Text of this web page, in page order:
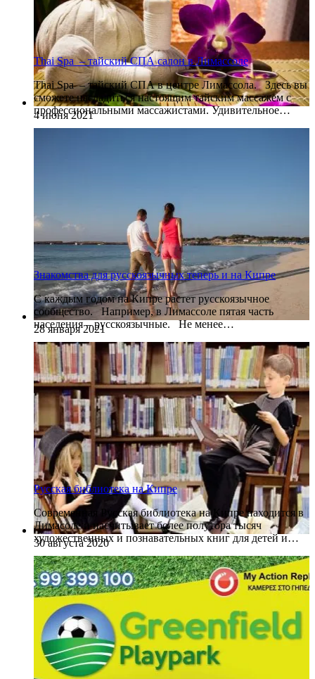
4 июня 2021
Thai Spa – тайский СПА салон в Лимассоле
Thai Spa – тайский СПА в центре Лимассола. Здесь вы
сможете насладиться настоящим тайским массажем с
профессиональными массажистами. Удивительное…
28 января 2021
Знакомства для русскоязычных теперь и на Кипре
С каждым годом на Кипре растет русскоязычное
сообщество. Например, в Лимассоле пятая часть
населения – русскоязычные. Не менее…
30 августа 2020
Русская библиотека на Кипре
Современная Русская библиотека на Кипре находится в
Лимасоле и насчитывает более полутора тысяч
художественных и познавательных книг для детей и…